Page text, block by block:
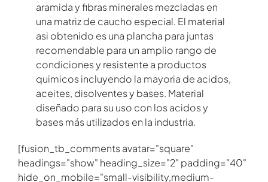
aramida y fibras minerales mezcladas en
una matriz de caucho especial. El material
asi obtenido es una plancha para juntas
recomendable para un amplio rango de
condiciones y resistente a productos
quimicos incluyendo la mayoria de acidos,
aceites, disolventes y bases. Material
diseñado para su uso con los acidos y
bases más utilizados en la industria.
[fusion_tb_comments avatar="square"
headings="show" heading_size="2" padding="40"
hide_on_mobile="small-visibility,medium-